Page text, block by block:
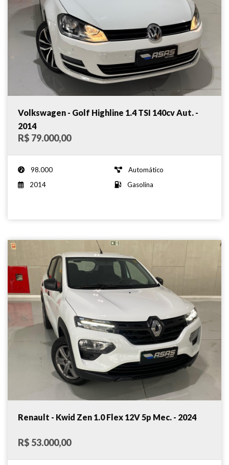
Volkswagen - Golf Highline 1.4 TSI 140cv Aut. -
2014
R$ 79.000,00
98.000
Automático
2014
Gasolina
Renault - Kwid Zen 1.0 Flex 12V 5p Mec. - 2024
R$ 53.000,00